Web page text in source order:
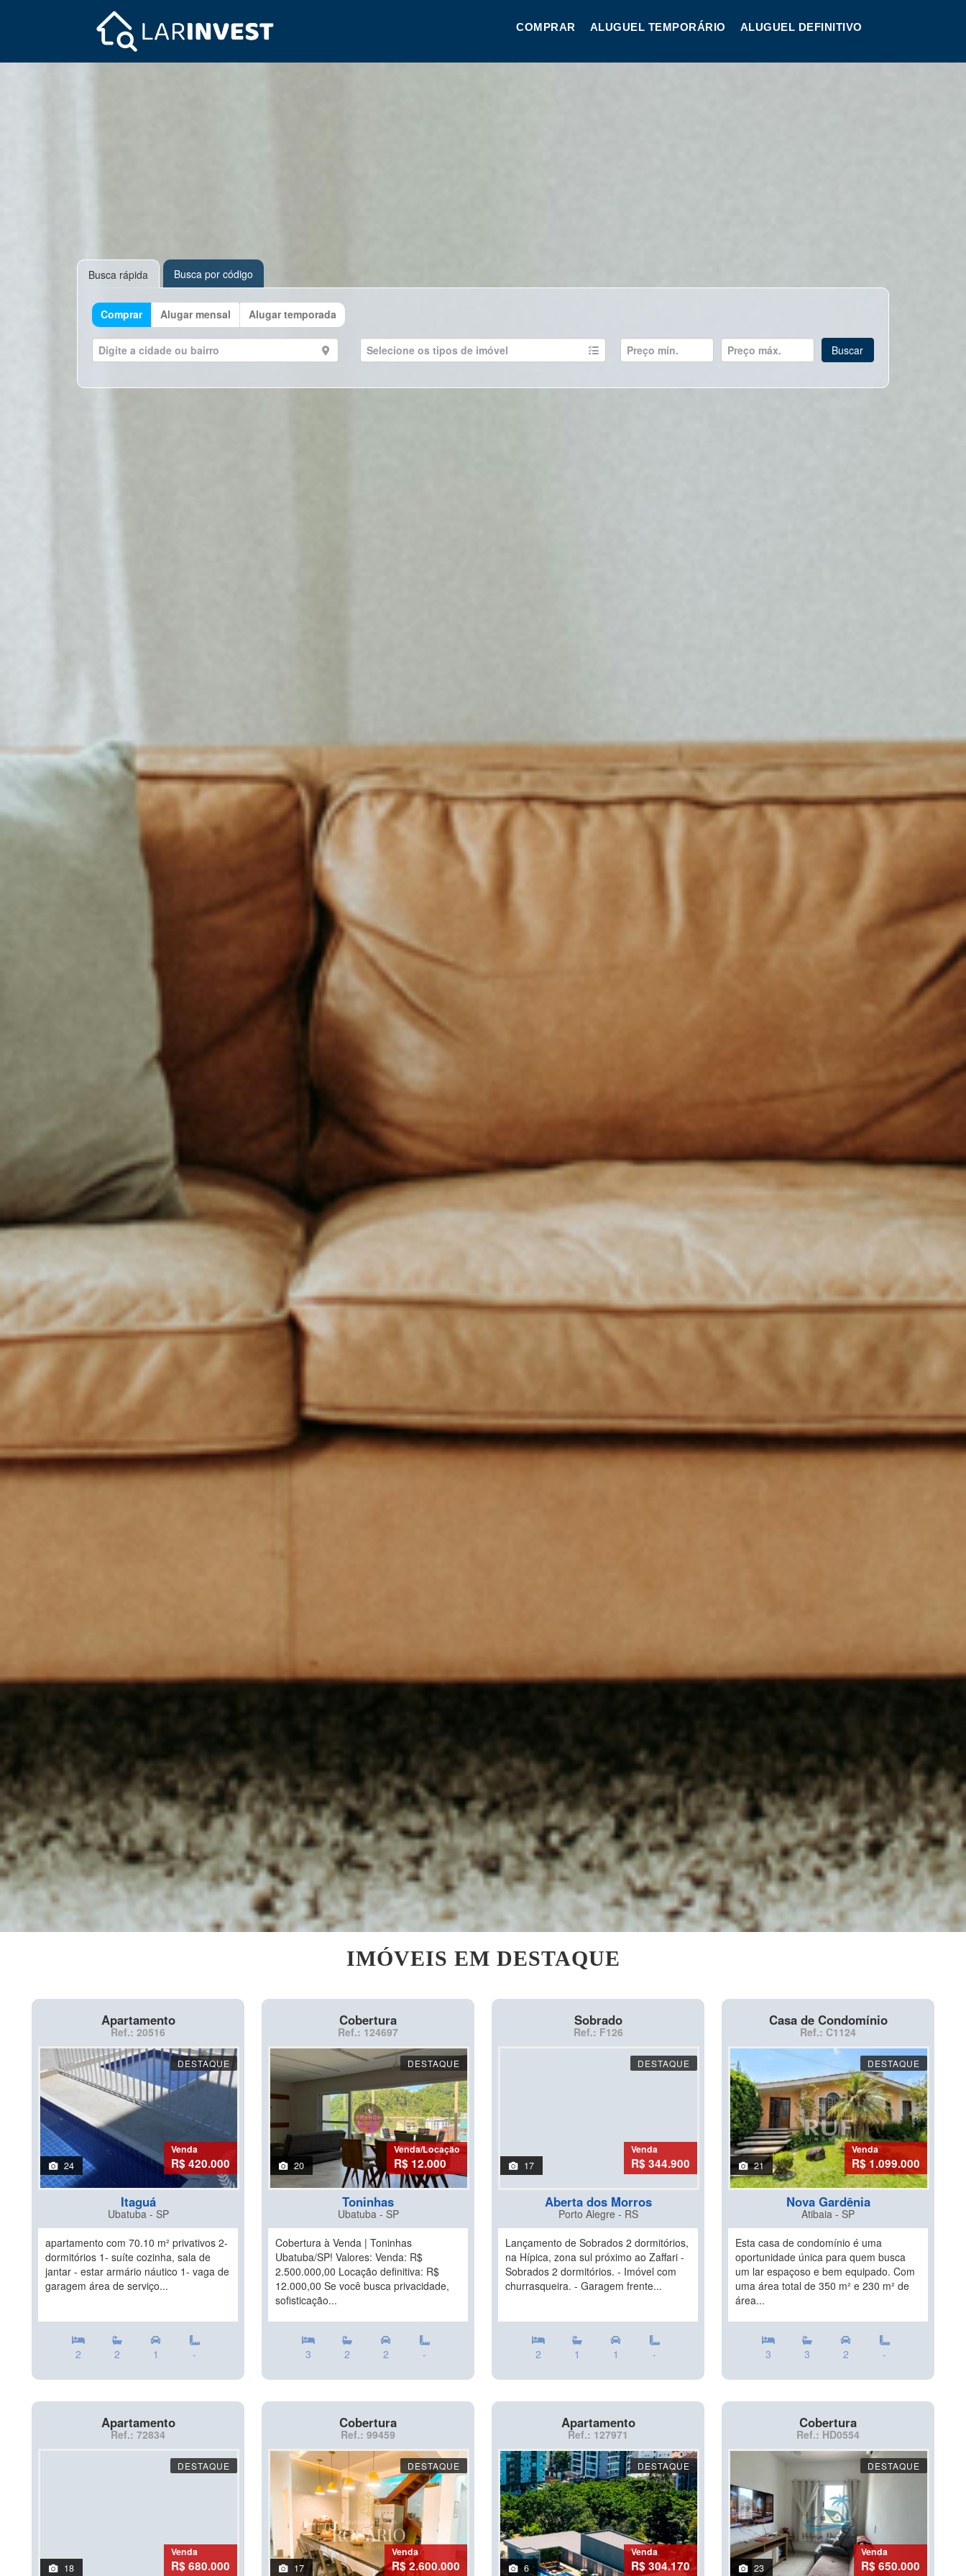
COMPRAR ALUGUEL TEMPORÁRIO ALUGUEL DEFINITIVO
Busca rápida Busca por código
Comprar Alugar mensal Alugar temporada
IMÓVEIS EM DESTAQUE
Apartamento
Ref.: 20516
DESTAQUE
24
Venda
R$ 420.000
Itaguá
Ubatuba - SP
apartamento com 70.10 m² privativos 2-
dormitórios 1- suíte cozinha, sala de
jantar - estar armário náutico 1- vaga de
garagem área de serviço...
2 2 1 -
Cobertura
Ref.: 124697
DESTAQUE
20
Venda/Locação
R$ 12.000
Toninhas
Ubatuba - SP
Cobertura à Venda | Toninhas
Ubatuba/SP! Valores: Venda: R$
2.500.000,00 Locação definitiva: R$
12.000,00 Se você busca privacidade,
sofisticação...
3 2 2 -
Sobrado
Ref.: F126
DESTAQUE
17
Venda
R$ 344.900
Aberta dos Morros
Porto Alegre - RS
Lançamento de Sobrados 2 dormitórios,
na Hípica, zona sul próximo ao Zaffari -
Sobrados 2 dormitórios. - Imóvel com
churrasqueira. - Garagem frente...
2 1 1 -
Casa de Condomínio
Ref.: C1124
DESTAQUE
21
Venda
R$ 1.099.000
Nova Gardênia
Atibaia - SP
Esta casa de condomínio é uma
oportunidade única para quem busca
um lar espaçoso e bem equipado. Com
uma área total de 350 m² e 230 m² de
área...
3 3 2 -
Apartamento
Ref.: 72834
DESTAQUE
18
Venda
R$ 680.000
Cobertura
Ref.: 99459
DESTAQUE
17
Venda
R$ 2.600.000
Apartamento
Ref.: 127971
DESTAQUE
6
Venda
R$ 304.170
Cobertura
Ref.: HD0554
DESTAQUE
23
Venda
R$ 650.000